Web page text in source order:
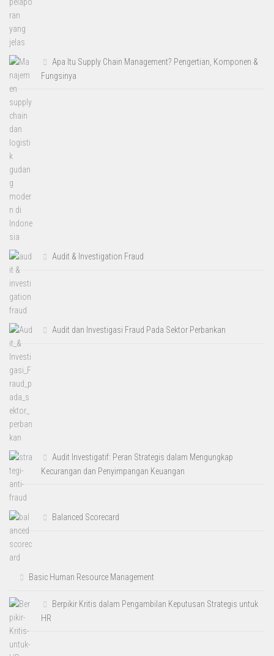
Apa Itu Supply Chain Management? Pengertian, Komponen &
Fungsinya
Audit & Investigation Fraud
Audit dan Investigasi Fraud Pada Sektor Perbankan
Audit Investigatif: Peran Strategis dalam Mengungkap
Kecurangan dan Penyimpangan Keuangan
Balanced Scorecard
Basic Human Resource Management
Berpikir Kritis dalam Pengambilan Keputusan Strategis untuk
HR